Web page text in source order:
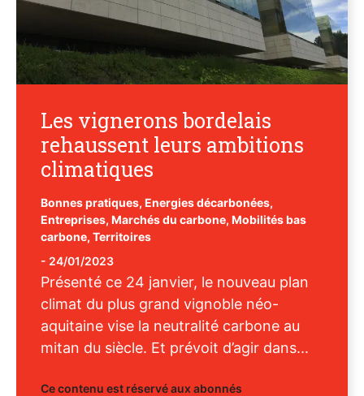
Les vignerons bordelais
rehaussent leurs ambitions
climatiques
Bonnes pratiques, Energies décarbonées,
Entreprises, Marchés du carbone, Mobilités bas
carbone, Territoires
- 24/01/2023
Présenté ce 24 janvier, le nouveau plan
climat du plus grand vignoble néo-
aquitaine vise la neutralité carbone au
mitan du siècle. Et prévoit d’agir dans...
Ce contenu est réservé aux abonnés